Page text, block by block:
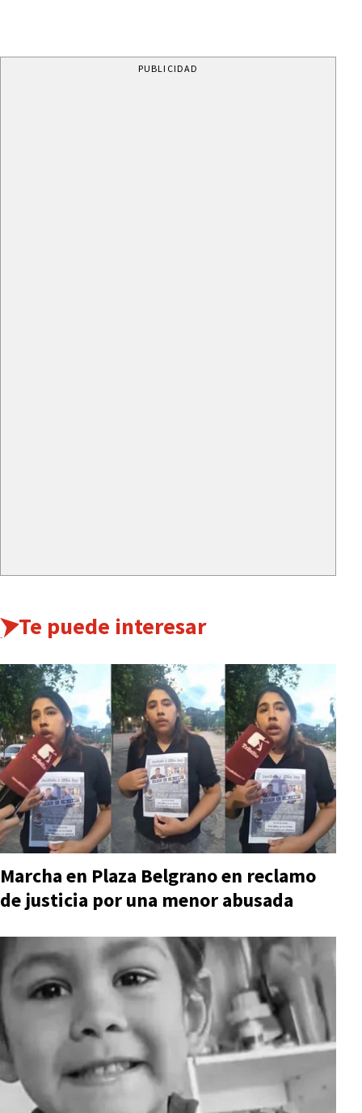
PUBLICIDAD
Te puede interesar
Marcha en Plaza Belgrano en reclamo
de justicia por una menor abusada